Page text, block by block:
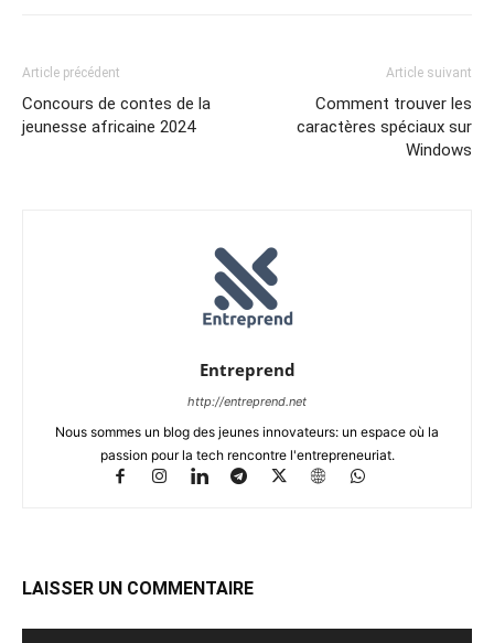
Article précédent
Concours de contes de la
jeunesse africaine 2024​
Article suivant
Comment trouver les
caractères spéciaux sur
Windows
Entreprend
http://entreprend.net
Nous sommes un blog des jeunes innovateurs: un espace où la
passion pour la tech rencontre l'entrepreneuriat.
LAISSER UN COMMENTAIRE